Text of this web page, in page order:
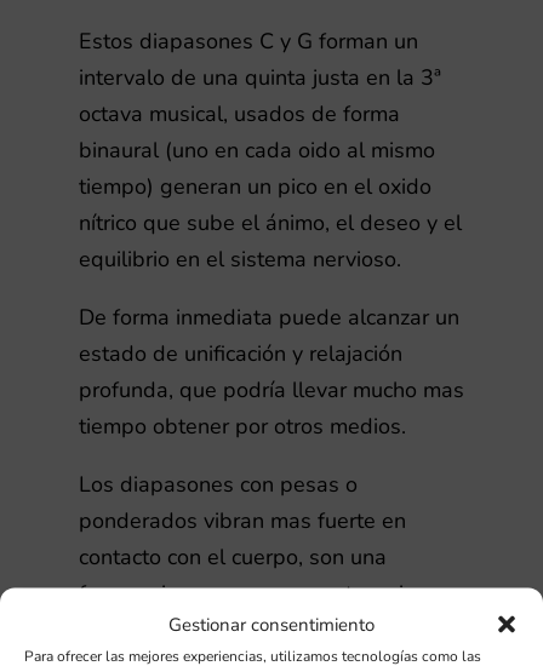
Gestionar consentimiento
Para ofrecer las mejores experiencias, utilizamos tecnologías como las
Estos diapasones C y G forman un
intervalo de una quinta justa en la 3ª
octava musical, usados de forma
binaural (uno en cada oido al mismo
tiempo) generan un pico en el oxido
nítrico que sube el ánimo, el deseo y el
equilibrio en el sistema nervioso.
De forma inmediata puede alcanzar un
estado de unificación y relajación
profunda, que podría llevar mucho mas
tiempo obtener por otros medios.
Los diapasones con pesas o
ponderados vibran mas fuerte en
contacto con el cuerpo, son una
frecuencia pura muy concreta y sin
apenas armónicos.